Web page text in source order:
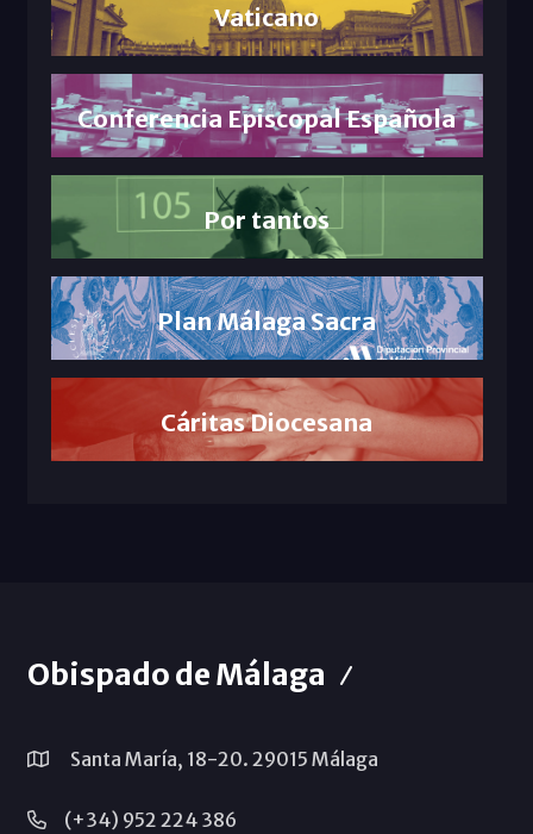
Vaticano
Conferencia Episcopal Española
Por tantos
Plan Málaga Sacra
Cáritas Diocesana
Obispado de Málaga
Santa María, 18-20. 29015 Málaga
(+34) 952 224 386